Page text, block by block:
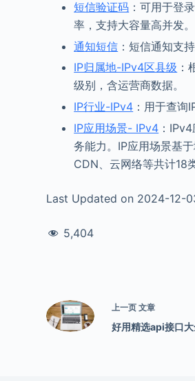
短信验证码 ：可用于登
率，支持大容量高并发。
通知短信 ：短信通知支
IP归属地-IPv4区县级
级别，含运营商数据。
IP行业-IPv4 ：用于查询
IP应用场景- IPv4 ：
务能力。IP应用场景基
CDN、云网络等共计18
Last Updated on 2024-12-
5,404
上一页文章
好用精选api接口